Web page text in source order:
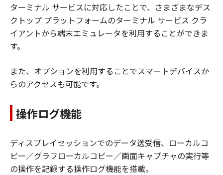
ターミナル サービスに対応したことで、さまざまなデス
クトップ プラットフォームのターミナル サービス クラ
イアントから端末エミュレータを利用することができま
す。
また、オプションを利用することでスマートデバイスか
らのアクセスも可能です。
操作ログ機能
ディスプレイセッションでのデータ送受信、ローカルコ
ピー／グラフローカルコピー／画面キャプチャの実行等
の操作を記録する操作ログ機能を搭載。